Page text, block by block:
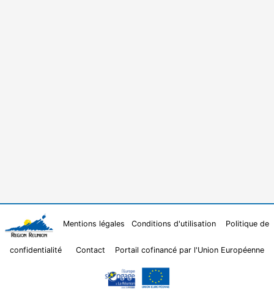
Mentions légales Conditions d'utilisation Politique de
confidentialité Contact Portail cofinancé par l'Union Européenne